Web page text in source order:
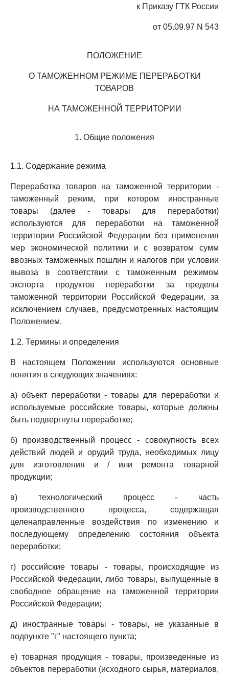
к Приказу ГТК России
от 05.09.97 N 543
ПОЛОЖЕНИЕ
О ТАМОЖЕННОМ РЕЖИМЕ ПЕРЕРАБОТКИ
ТОВАРОВ
НА ТАМОЖЕННОЙ ТЕРРИТОРИИ
1. Общие положения
1.1. Содержание режима
Переработка товаров на таможенной территории -
таможенный режим, при котором иностранные
товары (далее - товары для переработки)
используются для переработки на таможенной
территории Российской Федерации без применения
мер экономической политики и с возвратом сумм
ввозных таможенных пошлин и налогов при условии
вывоза в соответствии с таможенным режимом
экспорта продуктов переработки за пределы
таможенной территории Российской Федерации, за
исключением случаев, предусмотренных настоящим
Положением.
1.2. Термины и определения
В настоящем Положении используются основные
понятия в следующих значениях:
а) объект переработки - товары для переработки и
используемые российские товары, которые должны
быть подвергнуты переработке;
б) производственный процесс - совокупность всех
действий людей и орудий труда, необходимых лицу
для изготовления и / или ремонта товарной
продукции;
в) технологический процесс - часть
производственного процесса, содержащая
целенаправленные воздействия по изменению и
последующему определению состояния объекта
переработки;
г) российские товары - товары, происходящие из
Российской Федерации, либо товары, выпущенные в
свободное обращение на таможенной территории
Российской Федерации;
д) иностранные товары - товары, не указанные в
подпункте "г" настоящего пункта;
е) товарная продукция - товары, произведенные из
объектов переработки (исходного сырья, материалов,